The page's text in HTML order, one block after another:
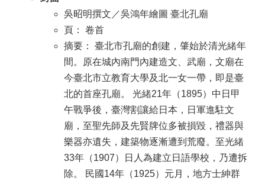
吳昭明撰文／吳鴻年繪圖 臺北孔廟
頁： 卷首
摘要： 臺北市孔廟的創建，肇始於清光緒年
間。原在城內南門內建造文、武廟，文廟在
今臺北市立教育大學及北一女一帶，即是臺
北的首座孔廟。 光緒21年（1895）中日甲
午戰爭後，臺灣割讓給日本，日軍進駐文
廟，至聖先師及先賢牌位多被損毀，禮器與
樂器亦遺失，建築物逐漸遭到荒廢。至光緒
33年（1907）日人為建立日語學校，乃遭拆
除。 民國14年（1925）元月，地方士紳群